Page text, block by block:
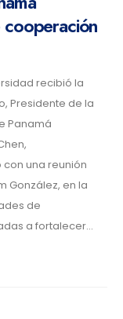
recibió la
Presidente de la
Panamá
una reunión
González, en la
de
a fortalecer...